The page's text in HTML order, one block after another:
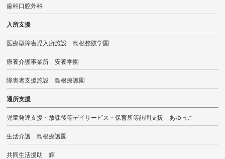
歯科口腔外科
入所支援
医療型障害児入所施設 島根整肢学園
療養介護事業所 安養学園
障害者支援施設 島根療護園
通所支援
児童発達支援・放課後等デイサービス・保育所等訪問支援 あゆっこ
生活介護 島根療護園
共同生活援助 輝